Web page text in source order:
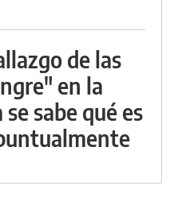
de las
en la
sabe qué es